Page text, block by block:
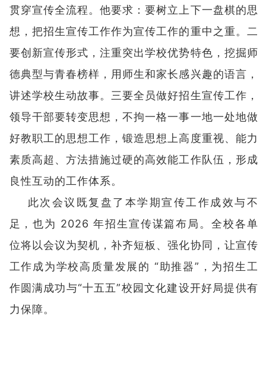
贯穿宣传全流程。他要求：要树立上下一盘棋的思
想，把招生宣传工作作为宣传工作的重中之重。二
要创新宣传形式，注重突出学校优势特色，挖掘师
德典型与青春榜样，用师生和家长感兴趣的语言，
讲述学校生动故事。三要全员做好招生宣传工作，
领导干部要转变思想，不拘一格一事一地一处地做
好教职工的思想工作，锻造思想上高度重视、能力
素质高超、方法措施过硬的高效能工作队伍，形成
良性互动的工作体系。
此次会议既复盘了本学期宣传工作成效与不
足，也为 2026 年招生宣传谋篇布局。全校各单
位将以会议为契机，补齐短板、强化协同，让宣传
工作成为学校高质量发展的 “助推器”，为招生工
作圆满成功与“十五五”校园文化建设开好局提供有
力保障。